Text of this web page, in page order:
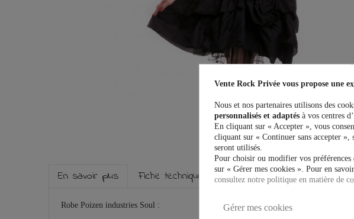
En savoir plus Fiche technique Marque
Robe Poizen industries Soul :
Vente Rock Privée vous propose une
Nous et nos partenaires utilisons des
personnalisés et adaptés à vos centres
En cliquant sur « Accepter », vous
cliquant sur « Continuer sans accepter »,
seront utilisés.
Pour choisir ou modifier vos
sur « Gérer mes cookies ». Pour en
consultez notre politique en matière de
Gérer mes cookies